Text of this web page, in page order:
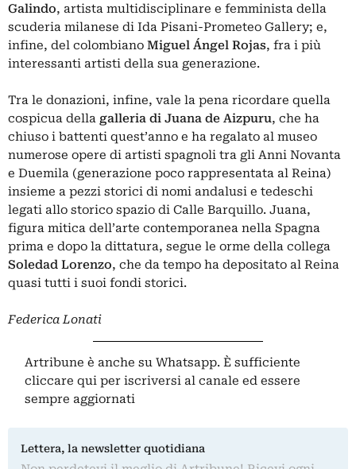
Galindo, artista multidisciplinare e femminista della
scuderia milanese di Ida Pisani-Prometeo Gallery; e,
infine, del colombiano Miguel Ángel Rojas, fra i più
interessanti artisti della sua generazione.
Tra le donazioni, infine, vale la pena ricordare quella
cospicua della galleria di Juana de Aizpuru, che ha
chiuso i battenti quest’anno e ha regalato al museo
numerose opere di artisti spagnoli tra gli Anni Novanta
e Duemila (generazione poco rappresentata al Reina)
insieme a pezzi storici di nomi andalusi e tedeschi
legati allo storico spazio di Calle Barquillo. Juana,
figura mitica dell’arte contemporanea nella Spagna
prima e dopo la dittatura, segue le orme della collega
Soledad Lorenzo, che da tempo ha depositato al Reina
quasi tutti i suoi fondi storici.
Federica Lonati
Artribune è anche su Whatsapp. È sufficiente
cliccare qui per iscriversi al canale ed essere
sempre aggiornati
Lettera, la newsletter quotidiana